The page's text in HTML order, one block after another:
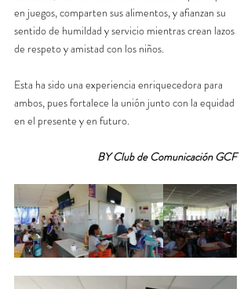
en juegos, comparten sus alimentos, y afianzan su
sentido de humildad y servicio mientras crean lazos
de respeto y amistad con los niños.
Esta ha sido una experiencia enriquecedora para
ambos, pues fortalece la unión junto con la equidad
en el presente y en futuro.
BY Club de Comunicación GCF